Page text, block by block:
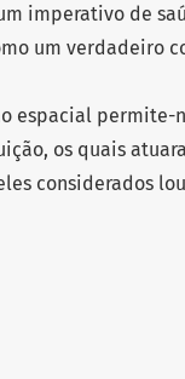
imperativo de
um verdadeiro
espacial permite-
os quais
considerados